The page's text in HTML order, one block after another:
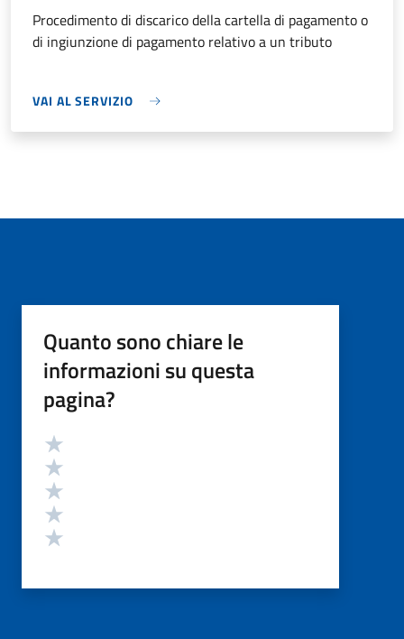
Procedimento di discarico della cartella di pagamento o
di ingiunzione di pagamento relativo a un tributo
VAI AL SERVIZIO
Quanto sono chiare le
informazioni su questa
pagina?
Valutazione